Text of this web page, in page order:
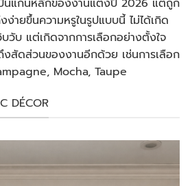
แกนหลักของงานแต่งปี 2026 แต่ถูก
ง่ายขึ้นความหรูในรูปแบบนี้ ไม่ได้เกิด
วับ แต่เกิดจากการเลือกอย่างตั้งใจ
สัดส่วนของงานอีกด้วย เช่นการเลือก
Mocha, Taupe
DÉCOR